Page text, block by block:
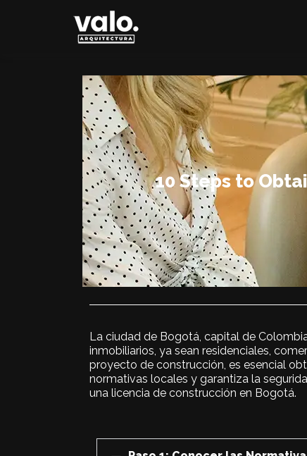
10 Steps to
La ciudad de Bogotá, capital de
inmobiliarios, ya sean residenciales,
proyecto de construcción, es esencial
normativas locales y garantiza la
una licencia de construcción en Bogotá.